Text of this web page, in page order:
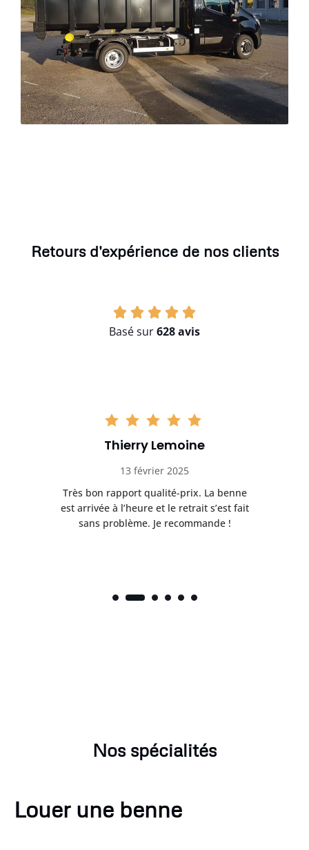
Retours d'expérience de nos clients
Basé sur628 avis
Thierry Lemoine
13 février 2025
Très bon rapport qualité-prix. La benne
est arrivée à l’heure et le retrait s’est fait
sans problème. Je recommande !
Nos spécialités
Louer une benne